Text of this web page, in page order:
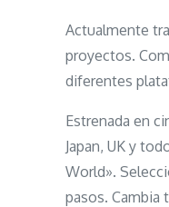
Actualmente
proyectos.
diferentes
Estrenada en
Japan, UK y
World».
pasos. Cambia